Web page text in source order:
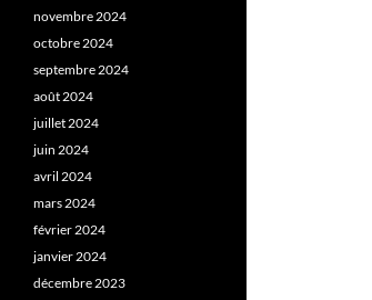
novembre 2024
octobre 2024
septembre 2024
août 2024
juillet 2024
juin 2024
avril 2024
mars 2024
février 2024
janvier 2024
décembre 2023